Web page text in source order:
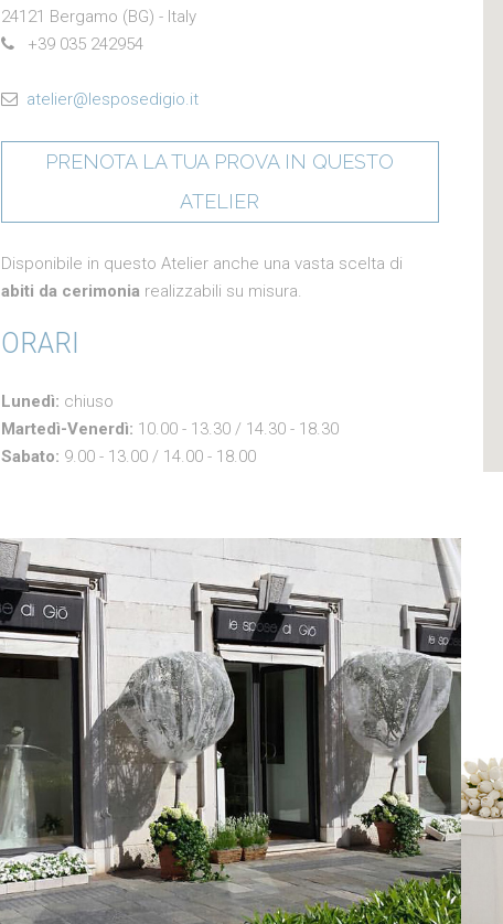
24121 Bergamo (BG) - Italy
+39 035 242954
atelier@lesposedigio.it
PRENOTA LA TUA PROVA IN QUESTO
ATELIER
Disponibile in questo Atelier anche una vasta scelta di
abiti da cerimoniarealizzabili su misura.
ORARI
Lunedì: chiuso
Martedì-Venerdì: 10.00 - 13.30 / 14.30 - 18.30
Sabato: 9.00 - 13.00 / 14.00 - 18.00